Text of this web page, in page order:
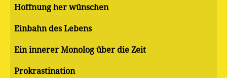
Hoffnung her wünschen
Einbahn des Lebens
Ein innerer Monolog über die Zeit
Pro­kras­ti­na­ti­on